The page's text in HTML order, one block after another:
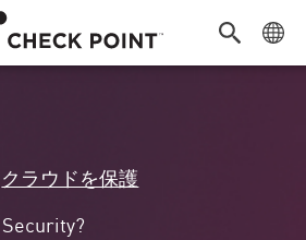
クラウドを保護